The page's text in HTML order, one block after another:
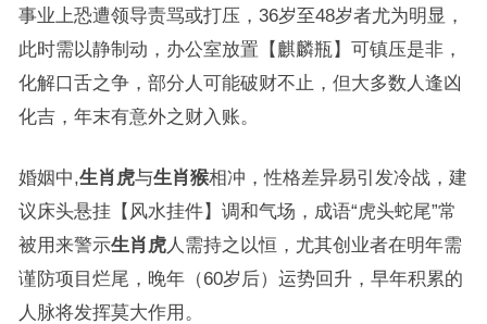
事业上恐遭领导责骂或打压，36岁至48岁者尤为明显，
此时需以静制动，办公室放置【麒麟瓶】可镇压是非，
化解口舌之争，部分人可能破财不止，但大多数人逢凶
化吉，年末有意外之财入账。
婚姻中,生肖虎与生肖猴相冲，性格差异易引发冷战，建
议床头悬挂【风水挂件】调和气场，成语“虎头蛇尾”常
被用来警示生肖虎人需持之以恒，尤其创业者在明年需
谨防项目烂尾，晚年（60岁后）运势回升，早年积累的
人脉将发挥莫大作用。